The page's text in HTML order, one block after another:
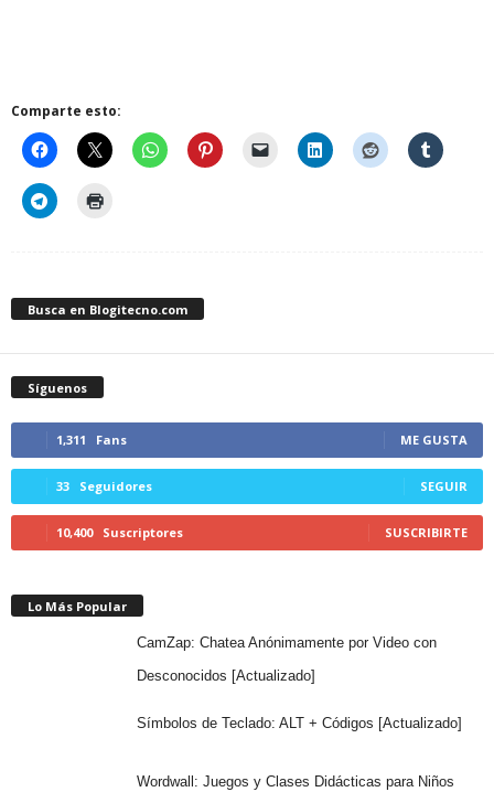
Comparte esto:
Busca en Blogitecno.com
Síguenos
1,311 Fans ME GUSTA
33 Seguidores SEGUIR
10,400 Suscriptores SUSCRIBIRTE
Lo Más Popular
CamZap: Chatea Anónimamente por Video con
Desconocidos [Actualizado]
Símbolos de Teclado: ALT + Códigos [Actualizado]
Wordwall: Juegos y Clases Didácticas para Niños